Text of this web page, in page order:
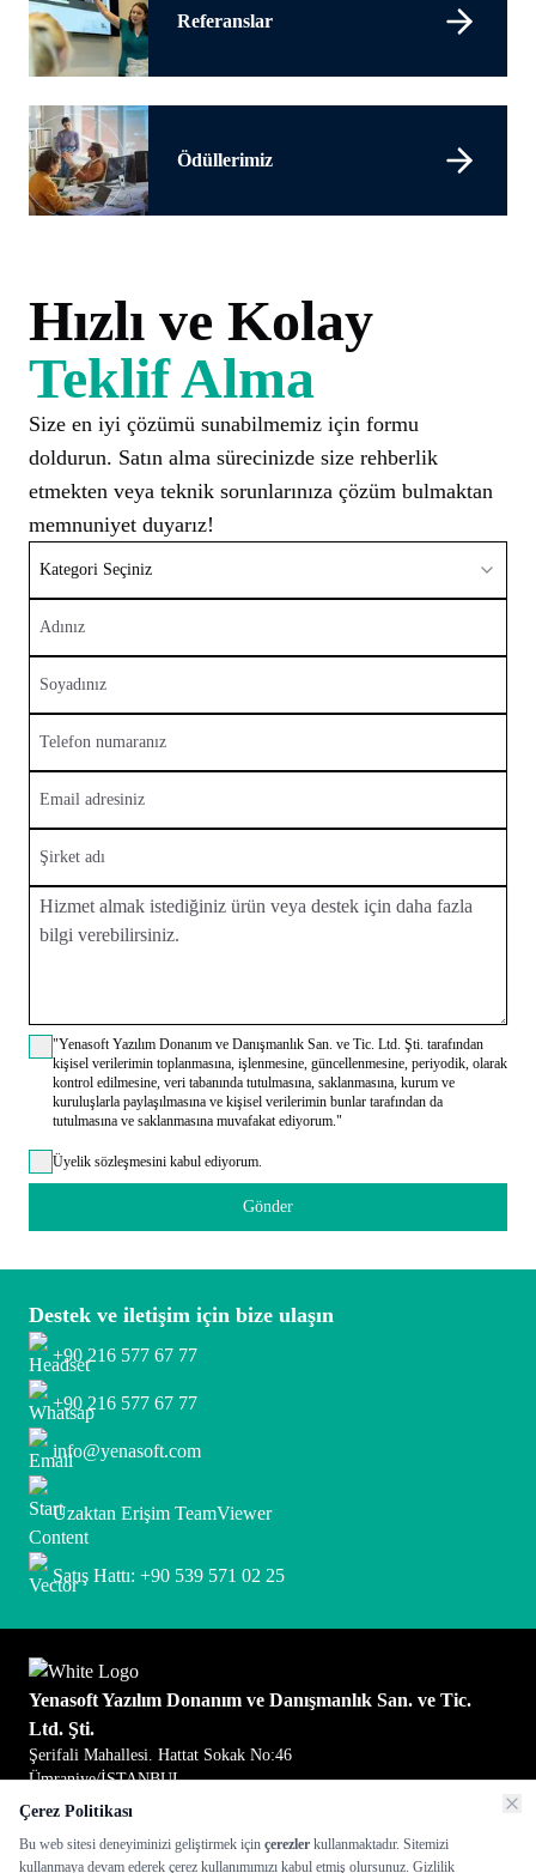
Çerez Politikası
Bu web sitesi deneyiminizi geliştirmek için çerezler kullanmaktadır. Sitemizi
kullanmaya devam ederek çerez kullanımımızı kabul etmiş olursunuz. Gizlilik
Referanslar
Ödüllerimiz
Hızlı ve Kolay
Teklif Alma
Size en iyi çözümü sunabilmemiz için formu
doldurun. Satın alma sürecinizde size rehberlik
etmekten veya teknik sorunlarınıza çözüm bulmaktan
memnuniyet duyarız!
Kategori Seçiniz
"Yenasoft Yazılım Donanım ve Danışmanlık San. ve Tic. Ltd. Şti. tarafından
kişisel verilerimin toplanmasına, işlenmesine, güncellenmesine, periyodik, olarak
kontrol edilmesine, veri tabanında tutulmasına, saklanmasına, kurum ve
kuruluşlarla paylaşılmasına ve kişisel verilerimin bunlar tarafından da
tutulmasına ve saklanmasına muvafakat ediyorum."
Üyelik sözleşmesini kabul ediyorum.
Gönder
Destek ve iletişim için bize ulaşın
+90 216 577 67 77
+90 216 577 67 77
info@yenasoft.com
Uzaktan Erişim TeamViewer
Satış Hattı: +90 539 571 02 25
Yenasoft Yazılım Donanım ve Danışmanlık San. ve Tic.
Ltd. Şti.
Şerifali Mahallesi. Hattat Sokak No:46
Ümraniye/İSTANBUL